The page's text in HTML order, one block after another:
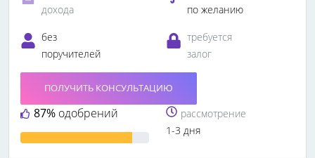
дохода
по желанию
без
поручителей
требуется
залог
87% одобрений
ПОЛУЧИТЬ КОНСУЛЬТАЦИЮ
рассмотрение
1-3 дня